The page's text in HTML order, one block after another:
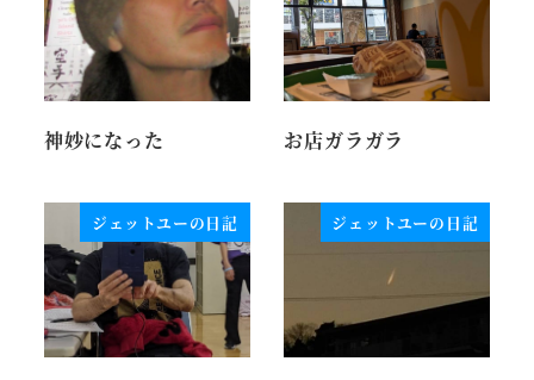
神妙になった お店ガラガラ
ジェットユーの日記 ジェットユーの日記